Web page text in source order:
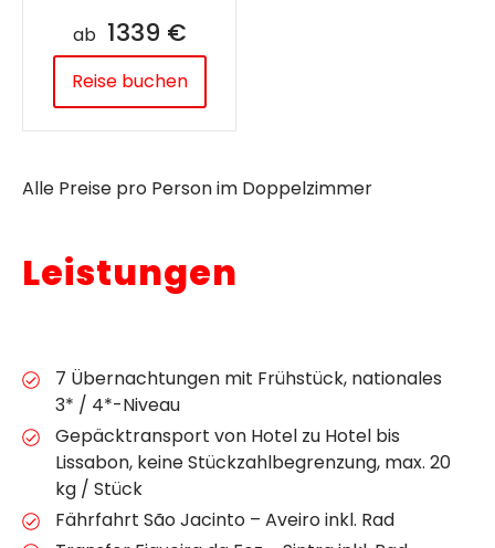
ab 1339 €
Reise buchen
Alle Preise pro Person im Doppelzimmer
Leistungen
7 Übernachtungen mit Frühstück, nationales
3* / 4*-Niveau
Gepäcktransport von Hotel zu Hotel bis
Lissabon, keine Stückzahlbegrenzung, max. 20
kg / Stück
Fährfahrt São Jacinto – Aveiro inkl. Rad